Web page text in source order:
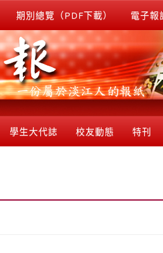
期別總覽（PDF下載） 電子報
學生大代誌 校友動態 特刊